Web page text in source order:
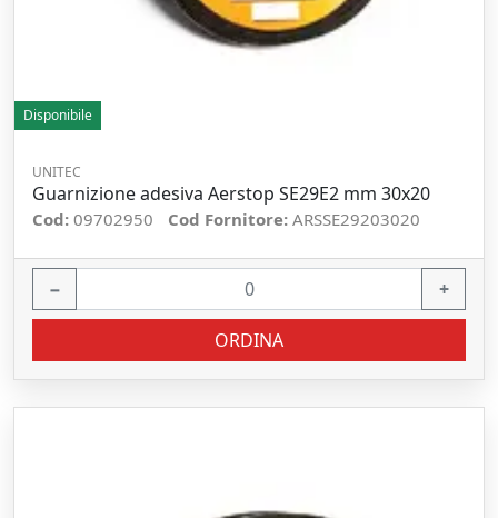
Disponibile
UNITEC
Guarnizione adesiva Aerstop SE29E2 mm 30x20
Cod: 09702950 Cod Fornitore: ARSSE29203020
− +
ORDINA